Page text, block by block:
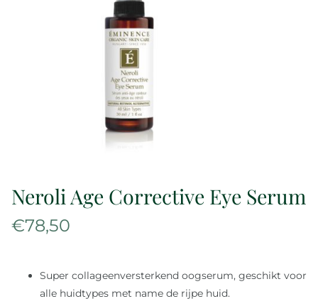
Over ons
Reviews
Onze merken
Contact
Neroli Age Corrective Eye Serum
€78,50
Super collageenversterkend oogserum, geschikt voor
alle huidtypes met name de rijpe huid.